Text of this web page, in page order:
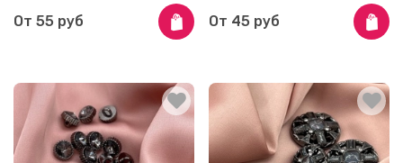
От 55 руб От 45 руб